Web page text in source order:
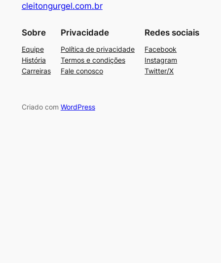
cleitongurgel.com.br
Sobre
Equipe
História
Carreiras
Privacidade
Política de privacidade
Termos e condições
Fale conosco
Redes sociais
Facebook
Instagram
Twitter/X
Criado com WordPress